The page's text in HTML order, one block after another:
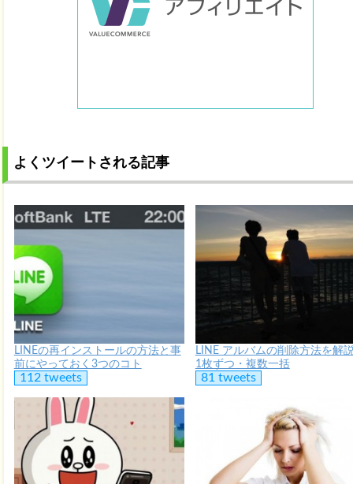
よくツイートされる記事
LINEの再インストールの方法と事
前にやっておく3つのコト
112 tweets
LINE アルバムの削除方法を解
1枚ずつ・複数一括
81 tweets